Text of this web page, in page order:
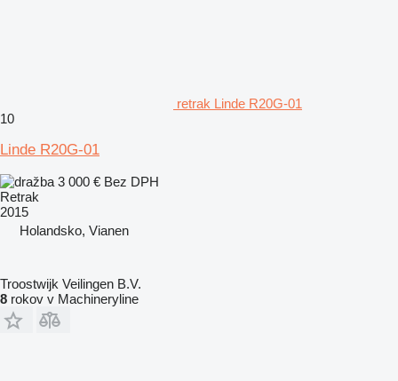
retrak Linde R20G-01
10
Linde R20G-01
3 000 € Bez DPH
Retrak
2015
Holandsko, Vianen
Troostwijk Veilingen B.V.
8 rokov v Machineryline